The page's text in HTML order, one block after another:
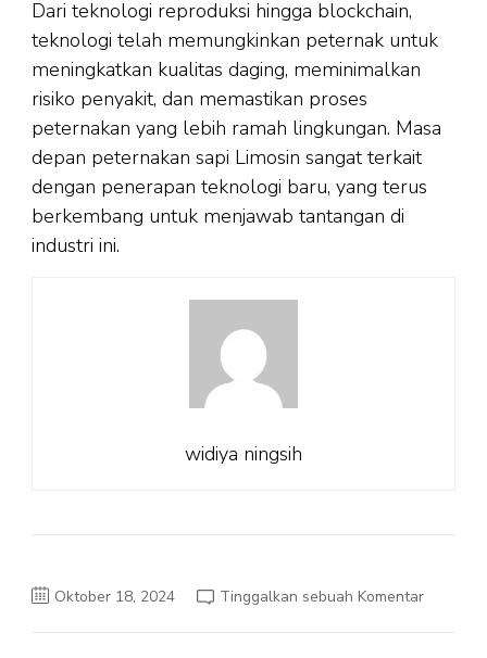
Dari teknologi reproduksi hingga blockchain,
teknologi telah memungkinkan peternak untuk
meningkatkan kualitas daging, meminimalkan
risiko penyakit, dan memastikan proses
peternakan yang lebih ramah lingkungan. Masa
depan peternakan sapi Limosin sangat terkait
dengan penerapan teknologi baru, yang terus
berkembang untuk menjawab tantangan di
industri ini.
widiya ningsih
Oktober 18, 2024 Tinggalkan sebuah Komentarpada